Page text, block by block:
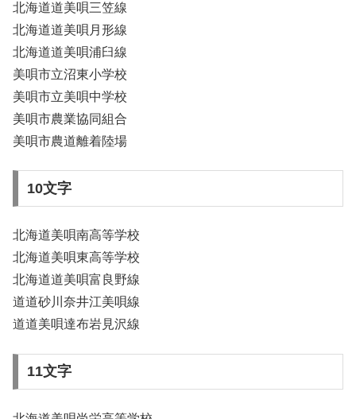
北海道道美唄三笠線
北海道道美唄月形線
北海道道美唄浦臼線
美唄市立沼東小学校
美唄市立美唄中学校
美唄市農業協同組合
美唄市農道離着陸場
10文字
北海道美唄南高等学校
北海道美唄東高等学校
北海道道美唄富良野線
道道砂川奈井江美唄線
道道美唄達布岩見沢線
11文字